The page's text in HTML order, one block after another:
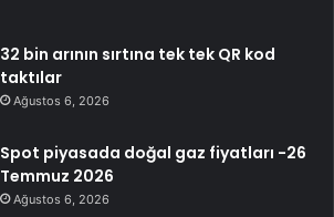
32 bin arının sırtına tek tek QR kod
taktılar
Ağustos 6, 2026
Spot piyasada doğal gaz fiyatları -26
Temmuz 2026
Ağustos 6, 2026